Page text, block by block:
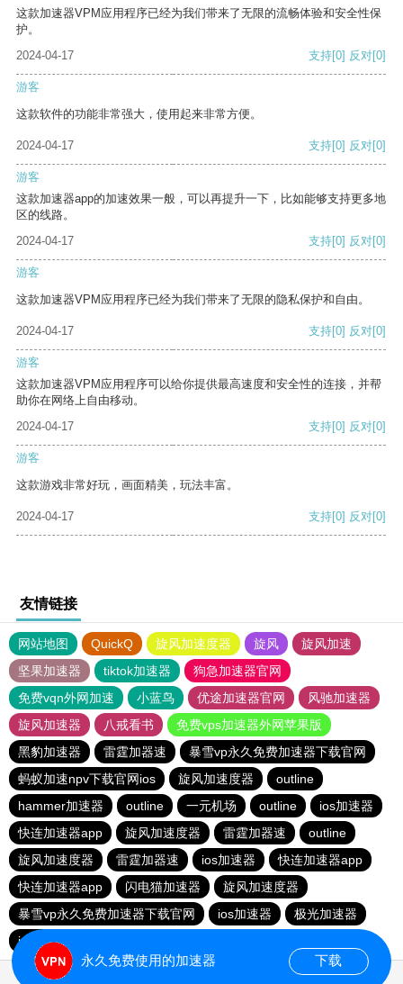
这款加速器VPM应用程序已经为我们带来了无限的流畅体验和安全性保
护。
2024-04-17
支持[0] 反对[0]
游客
这款软件的功能非常强大，使用起来非常方便。
2024-04-17 支持[0] 反对[0]
游客
这款加速器app的加速效果一般，可以再提升一下，比如能够支持更多地
区的线路。
2024-04-17
支持[0] 反对[0]
游客
这款加速器VPM应用程序已经为我们带来了无限的隐私保护和自由。
2024-04-17 支持[0] 反对[0]
游客
这款加速器VPM应用程序可以给你提供最高速度和安全性的连接，并帮
助你在网络上自由移动。
2024-04-17
支持[0] 反对[0]
游客
这款游戏非常好玩，画面精美，玩法丰富。
2024-04-17 支持[0] 反对[0]
友情链接
网站地图 QuickQ 旋风加速度器 旋风
旋风加速
坚果加速器
tiktok加速器
狗急加速器官网
免费vqn外网加速
小蓝鸟 优途加速器官网
风驰加速器
旋风加速器
八戒看书
免费vps加速器外网苹果版
黑豹加速器
雷霆加器速
暴雪vp永久免费加速器下载官网
蚂蚁加速npv下载官网ios
旋风加速度器
outline
hammer加速器
outline 一元机场 outline
ios加速器
快连加速器app
旋风加速度器 雷霆加器速
outline
旋风加速度器
雷霆加器速 ios加速器
快连加速器app
快连加速器app
闪电猫加速器
旋风加速度器
暴雪vp永久免费加速器下载官网
ios加速器
极光加速器
ios加速器
永久免费使用的加速器 下载